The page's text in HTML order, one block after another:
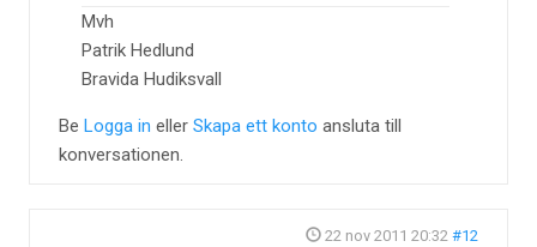
Mvh
Patrik Hedlund
Bravida Hudiksvall
Be Logga in eller Skapa ett konto ansluta till
konversationen.
22 nov 2011 20:32 #12